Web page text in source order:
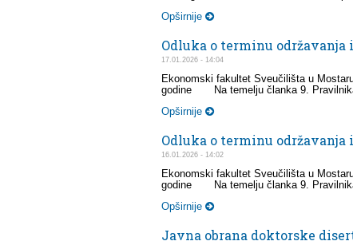
Opširnije
Odluka o terminu
17.01.2026 - 14:04
Ekonomski fakultet Sveučilišta u
godine Na temelju članka 9.
Opširnije
Odluka o terminu
16.01.2026 - 14:02
Ekonomski fakultet Sveučilišta u
godine Na temelju članka 9.
Opširnije
Javna obrana doktorske